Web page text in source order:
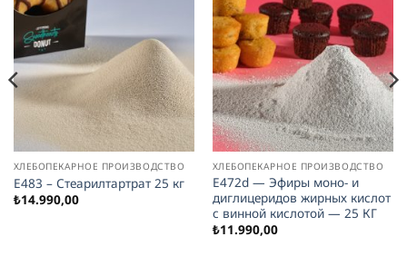
ХЛЕБОПЕКАРНОЕ ПРОИЗВОДСТВО
E483 – Стеарилтартрат 25 кг
₺14.990,00
ХЛЕБОПЕКАРНОЕ ПРОИЗВОДСТВО
E472d — Эфиры моно- и
диглицеридов жирных кислот
с винной кислотой — 25 КГ
₺11.990,00